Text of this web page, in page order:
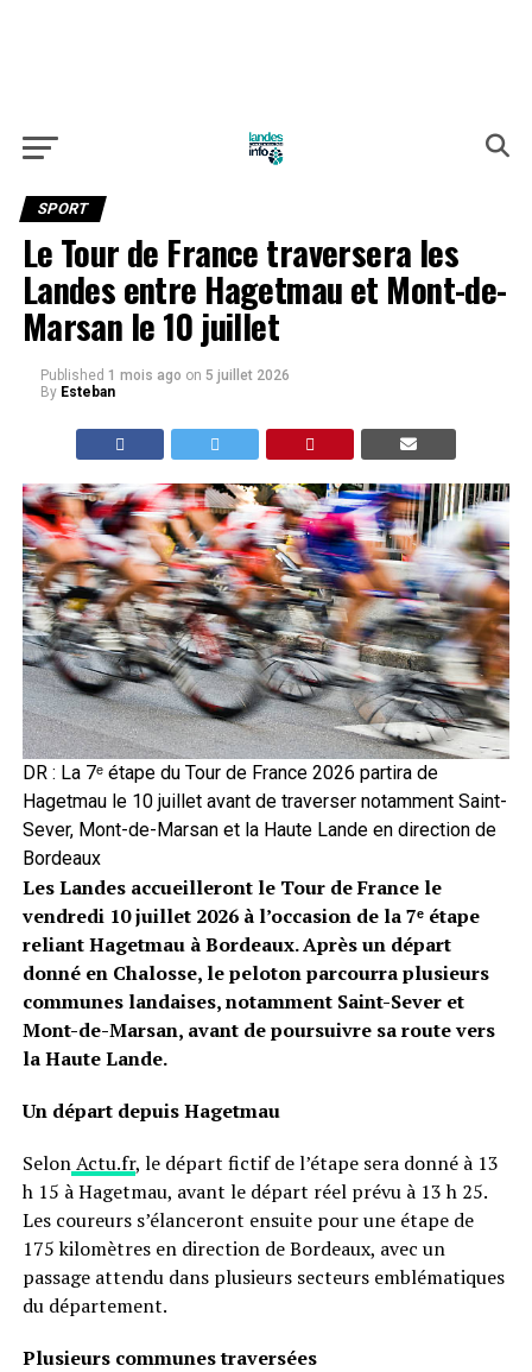
SPORT
Le Tour de France traversera les
Landes entre Hagetmau et Mont-de-
Marsan le 10 juillet
Published 1 mois ago on 5 juillet 2026
By Esteban
DR : La 7ᵉ étape du Tour de France 2026 partira de
Hagetmau le 10 juillet avant de traverser notamment Saint-
Sever, Mont-de-Marsan et la Haute Lande en direction de
Bordeaux
Les Landes accueilleront le Tour de France le
vendredi 10 juillet 2026 à l’occasion de la 7ᵉ étape
reliant Hagetmau à Bordeaux. Après un départ
donné en Chalosse, le peloton parcourra plusieurs
communes landaises, notamment Saint-Sever et
Mont-de-Marsan, avant de poursuivre sa route vers
la Haute Lande.
Un départ depuis Hagetmau
SelonActu.fr, le départ fictif de l’étape sera donné à 13
h 15 à Hagetmau, avant le départ réel prévu à 13 h 25.
Les coureurs s’élanceront ensuite pour une étape de
175 kilomètres en direction de Bordeaux, avec un
passage attendu dans plusieurs secteurs emblématiques
du département.
Plusieurs communes traversées